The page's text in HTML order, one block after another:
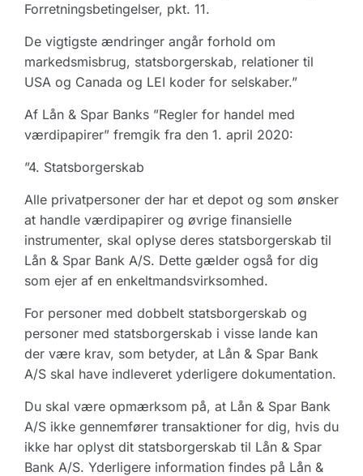
Forretningsbetingelser, pkt. 11.
De vigtigste ændringer angår forhold om
markedsmisbrug, statsborgerskab, relationer til
USA og Canada og LEI koder for selskaber.”
Af Lån & Spar Banks ”Regler for handel med
værdipapirer” fremgik fra den 1. april 2020:
”4. Statsborgerskab
Alle privatpersoner der har et depot og som ønsker
at handle værdipapirer og øvrige finansielle
instrumenter, skal oplyse deres statsborgerskab til
Lån & Spar Bank A/S. Dette gælder også for dig
som ejer af en enkeltmandsvirksomhed.
For personer med dobbelt statsborgerskab og
personer med statsborgerskab i visse lande kan
der være krav, som betyder, at Lån & Spar Bank
A/S skal have indleveret yderligere dokumentation.
Du skal være opmærksom på, at Lån & Spar Bank
A/S ikke gennemfører transaktioner for dig, hvis du
ikke har oplyst dit statsborgerskab til Lån & Spar
Bank A/S. Yderligere information findes på Lån &